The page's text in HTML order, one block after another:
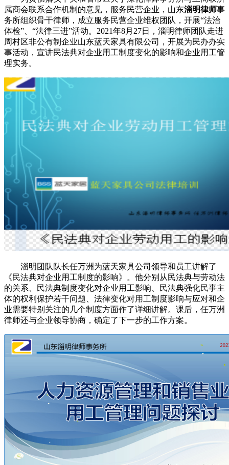
属商会联系合作机制的意见，服务民营企业，山东淄明律师事
务所组织骨干律师，成立服务民营企业维权团队，开展“法治
体检”、“法律三进”活动。2021年8月27日，淄明律师团队走进
周村区非公有制企业山东蓝天家具有限公司，开展为民办办实
事活动，宣讲民法典对企业用工制度变化的影响和企业用工管
理实务。
淄明团队队长任万洲为蓝天家具公司领导和员工讲解了
《民法典对企业用工制度的影响》。他分别从民法典与劳动法
的关系、民法典制度变化对企业用工影响、民法典强化民事主
体的权利保护若干问题、法律变化对用工制度影响与应对和企
业需要特别关注的几个制度方面作了详细讲解。课后，任万洲
律师还与企业领导协商，确定了下一步的工作方案。